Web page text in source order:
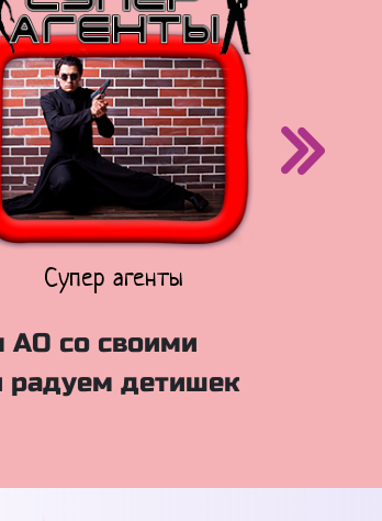
Супер агенты
АО со своими
радуем детишек